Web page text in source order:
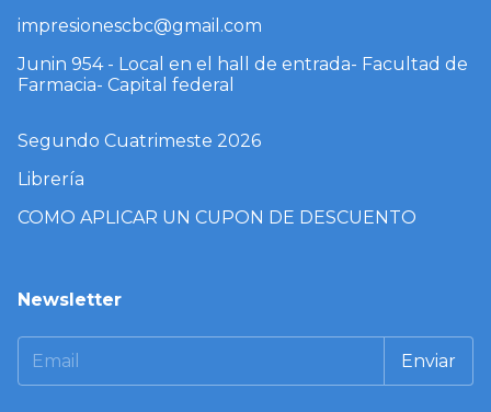
impresionescbc@gmail.com
Junin 954 - Local en el hall de entrada- Facultad de
Farmacia- Capital federal
Segundo Cuatrimeste 2026
Librería
COMO APLICAR UN CUPON DE DESCUENTO
Newsletter